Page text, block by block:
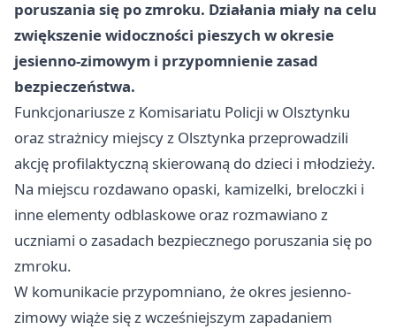
poruszania się po zmroku. Działania miały na celu
zwiększenie widoczności pieszych w okresie
jesienno-zimowym i przypomnienie zasad
bezpieczeństwa.
Funkcjonariusze z Komisariatu Policji w Olsztynku
oraz strażnicy miejscy z Olsztynka przeprowadzili
akcję profilaktyczną skierowaną do dzieci i młodzieży.
Na miejscu rozdawano opaski, kamizelki, breloczki i
inne elementy odblaskowe oraz rozmawiano z
uczniami o zasadach bezpiecznego poruszania się po
zmroku.
W komunikacie przypomniano, że okres jesienno-
zimowy wiąże się z wcześniejszym zapadaniem